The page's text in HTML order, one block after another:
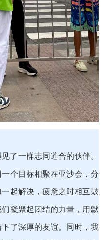
了一群志同道合的伙伴。
个目标相聚在亚沙会，分
起解决，疲惫之时相互鼓
凝聚起团结的力量，用默
了深厚的友谊。同时，我